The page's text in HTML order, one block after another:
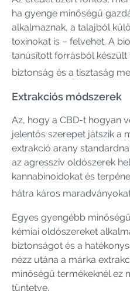
ha gyenge minőségű
alkalmaznak, a talajból
toxinokat is – felvehet. A
tanúsított forrásból készült
biztonság és a tisztaság
Extrakciós módszerek
Az, hogy a CBD-t hogyan
jelentős szerepet játszik a
extrakció arany
az agresszív oldószerek
kannabinoidokat és
hátra káros
Egyes gyengébb
kémiai oldószereket
biztonságot és a
nézz utána a márka
minőségű termékeknél ez
tüntetve.